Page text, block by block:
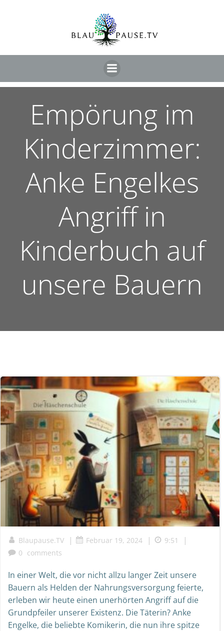
Empörung im
Kinderzimmer:
Anke Engelkes
Angriff in
Kinderbuch auf
unsere Bauern
Blaupause.TV | Februar 19, 2024 | 9:51 |
0 comments
In einer Welt, die vor nicht allzu langer Zeit unsere
Bauern als Helden der Nahrungsversorgung feierte,
erleben wir heute einen unerhörten Angriff auf die
Grundpfeiler unserer Existenz. Die Täterin? Anke
Engelke, die beliebte Komikerin, die nun ihre spitze